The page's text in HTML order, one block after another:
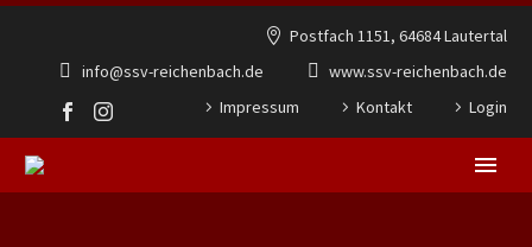
Postfach 1151, 64684 Lautertal
info@ssv-reichenbach.de
www.ssv-reichenbach.de
Impressum
Kontakt Login